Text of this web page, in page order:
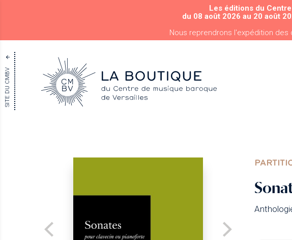
Les éditions du
du 08 août 2026 au 20 août
Nous reprendrons l'expédition
SITE DU CMBV